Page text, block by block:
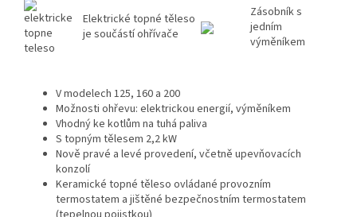
Elektrické topné těleso
je součástí ohřívače
Zásobník s
jedním
výměníkem
V modelech 125, 160 a 200
Možnosti ohřevu: elektrickou energií, výměníkem
Vhodný ke kotlům na tuhá paliva
S topným tělesem 2,2 kW
Nově pravé a levé provedení, včetně upevňovacích
konzolí
Keramické topné těleso ovládané provozním
termostatem a jištěné bezpečnostním termostatem